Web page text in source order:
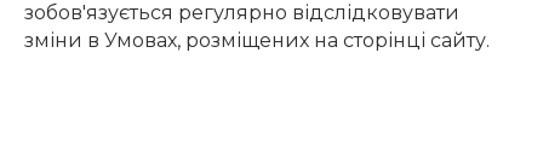
зобов'язується регулярно відслідковувати
зміни в Умовах, розміщених на сторінці сайту.